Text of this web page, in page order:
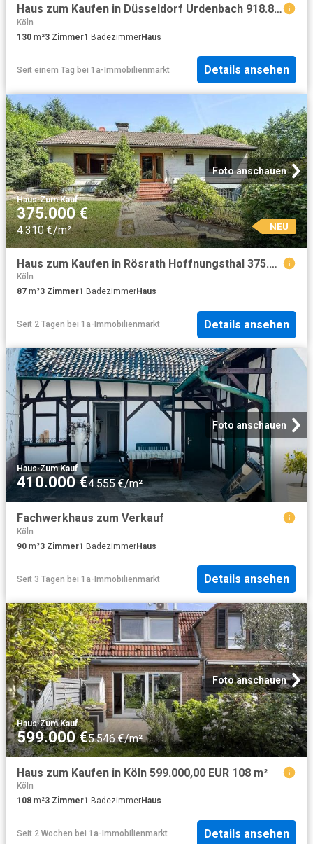
Haus zum Kaufen in Düsseldorf Urdenbach 918.800,00 EUR 130 m²
Köln
130 m²3 Zimmer1 BadezimmerHaus
Seit einem Tag bei 1a-Immobilienmarkt Details ansehen
Foto anschauen
Haus·Zum Kauf
375.000 €
4.310 €/m² NEU
Haus zum Kaufen in Rösrath Hoffnungsthal 375.000,00 EUR 87.49 m²
Köln
87 m²3 Zimmer1 BadezimmerHaus
Seit 2 Tagen bei 1a-Immobilienmarkt Details ansehen
Foto anschauen
Haus·Zum Kauf
410.000 €4.555 €/m²
Fachwerkhaus zum Verkauf
Köln
90 m²3 Zimmer1 BadezimmerHaus
Seit 3 Tagen bei 1a-Immobilienmarkt Details ansehen
Foto anschauen
Haus·Zum Kauf
599.000 €5.546 €/m²
Haus zum Kaufen in Köln 599.000,00 EUR 108 m²
Köln
108 m²3 Zimmer1 BadezimmerHaus
Seit 2 Wochen bei 1a-Immobilienmarkt Details ansehen